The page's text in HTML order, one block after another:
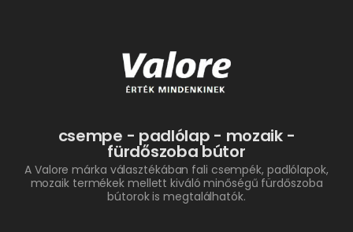
csempe - padlólap - mozaik -
fürdőszoba bútor
A Valore márka választékában fali csempék, padlólapok,
mozaik termékek mellett kiváló minőségű fürdőszoba
bútorok is megtalálhatók.